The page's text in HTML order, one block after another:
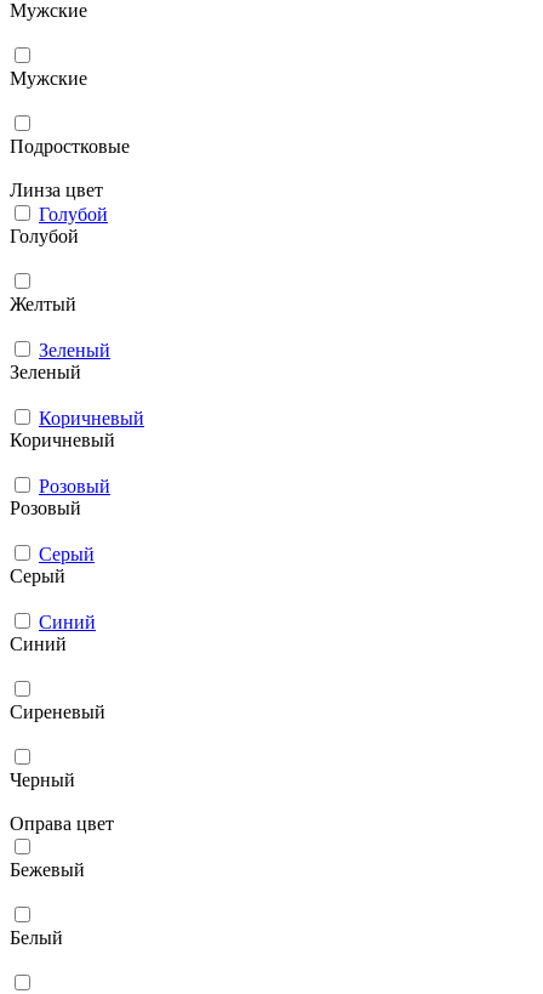
Мужcкие
Мужские
Подростковые
Линза цвет
Голубой
Голубой
Желтый
Зеленый
Зеленый
Коричневый
Коричневый
Розовый
Розовый
Серый
Серый
Синий
Синий
Сиреневый
Черный
Оправа цвет
Бежевый
Белый